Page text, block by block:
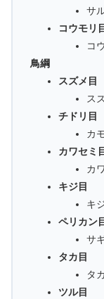
サ
コウモリ
コ
鳥綱
スズメ目
ス
チドリ目
カ
カワセミ
カ
キジ目
キ
ペリカン
サ
タカ目
タカ
ツル目